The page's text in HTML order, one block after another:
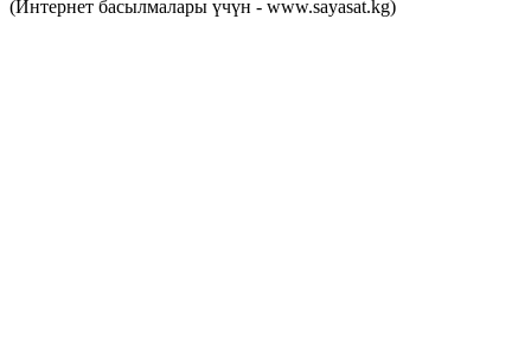
(Интернет басылмалары үчүн - www.sayasat.kg)